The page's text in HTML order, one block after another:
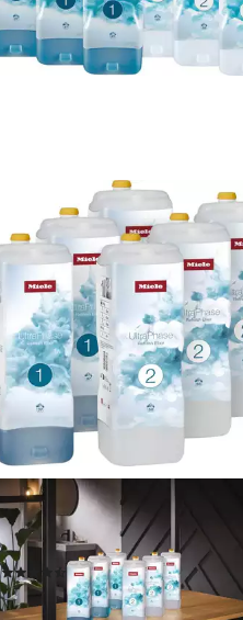
MIELE
Set 6 UltraPhase Refresh Elixir
Feinwaschmittel
(16)
85,90 €
lieferbar - am nächsten Werktag bei dir